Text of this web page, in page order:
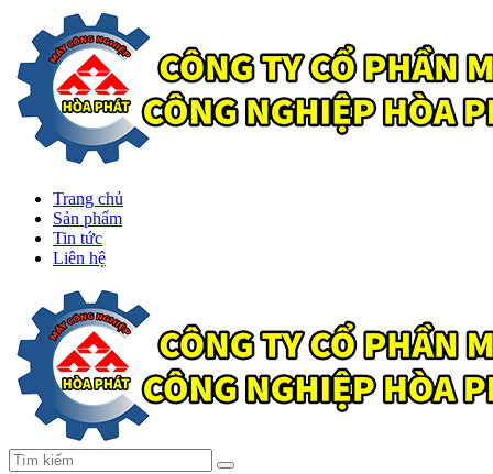
Trang chủ
Sản phẩm
Tin tức
Liên hệ